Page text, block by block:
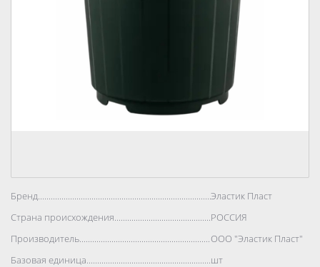
Бренд..................................................................................Эластик Пласт
Страна происхождения..................................................................................
РОССИЯ
Производитель..................................................................................ООО "Эластик Пласт"
Базовая единица..................................................................................
шт